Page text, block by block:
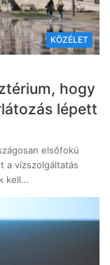
KÖZÉLET
hogy
lépett
elsőfokú
a vízszolgáltatás
kell…